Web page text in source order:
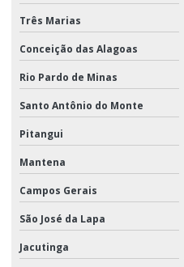
Três Marias
Conceição das Alagoas
Rio Pardo de Minas
Santo Antônio do Monte
Pitangui
Mantena
Campos Gerais
São José da Lapa
Jacutinga